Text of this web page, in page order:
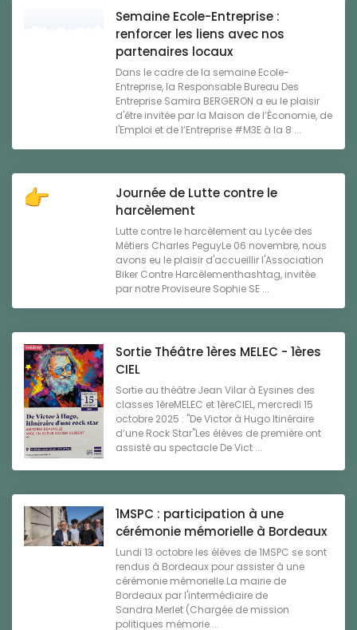
Semaine Ecole-Entreprise :
renforcer les liens avec nos
partenaires locaux
Dans le cadre de la semaine Ecole-
Entreprise, la Responsable Bureau Des
Entreprise Samira BERGERON a eu le plaisir
d'être invitée par la Maison de l’Économie, de
l'Emploi et de l’Entreprise #M3E à la 8 ...
Journée de Lutte contre le
harcèlement
Lutte contre le harcèlement au Lycée des
Métiers Charles PeguyLe 06 novembre, nous
avons eu le plaisir d'accueillir l'Association
Biker Contre Harcèlementhashtag, invitée
par notre Proviseure Sophie SE ...
Sortie Théâtre 1ères MELEC - 1ères
CIEL
Sortie au théâtre Jean Vilar à Eysines des
classes 1èreMELEC et 1èreCIEL, mercredi 15
octobre 2025 : "De Victor à Hugo Itinéraire
d’une Rock Star"Les élèves de première ont
assisté au spectacle De Vict ...
1MSPC : participation à une
cérémonie mémorielle à Bordeaux
Lundi 13 octobre les élèves de 1MSPC se sont
rendus à Bordeaux pour assister à une
cérémonie mémorielle.La mairie de
Bordeaux par l'intermédiaire de
Sandra Merlet (Chargée de mission
politiques mémorie ...